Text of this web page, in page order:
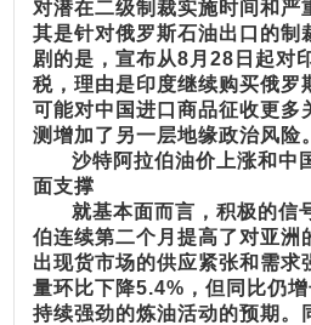
对潜在二级制裁实施时间和严
其是针对俄罗斯石油出口的制
剧的是，宣布从8月28日起对
税，理由是印度继续购买俄罗
可能对中国进口商品征收更多
测增加了另一层地缘政治风险。
沙特阿拉伯油价上涨和中
面支撑
就基本面而言，积极的信
伯连续第二个月提高了对亚洲
出现货市场的供应紧张和需求
量环比下降5.4%，但同比仍
持续强劲的炼油活动的预期。